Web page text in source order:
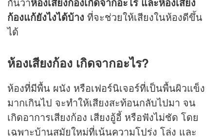
ก้องแก้ยังไงได้บ้าง ที่จะช่วยให้เสียงในห้องดีขึ้น
ได้
ห้องเสียงก้อง เกิดจากอะไร?
ห้องที่มีพื้น ผนัง หรือเฟอร์นิเจอร์ที่เป็นพื้นผิวแข็ง
มากเกินไป จะทำให้เสียงสะท้อนกลับไปมา จน
เกิดอาการเสียงก้อง เสียงอู้อี้ หรือฟังไม่ชัด โดย
เฉพาะบ้านสมัยใหม่ที่เน้นความโปร่ง โล่ง และ